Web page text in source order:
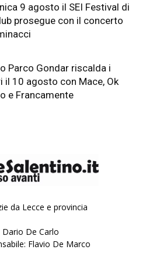
9 agosto il SEI Festival di
prosegue con il concerto
Parco Gondar riscalda i
il 10 agosto con Mace, Ok
e Francamente
da Lecce e provincia
Dario De Carlo
Flavio De Marco